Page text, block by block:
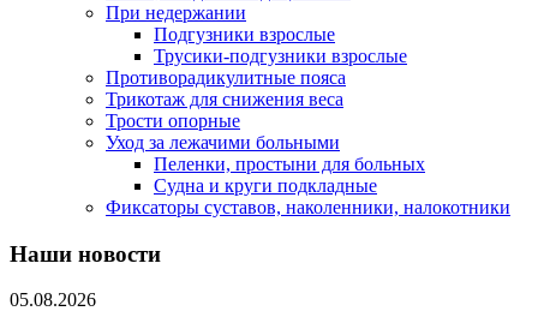
При недержании
Подгузники взрослые
Трусики-подгузники взрослые
Противорадикулитные пояса
Трикотаж для снижения веса
Трости опорные
Уход за лежачими больными
Пеленки, простыни для больных
Судна и круги подкладные
Фиксаторы суставов, наколенники, налокотники
Наши новости
05.08.2026